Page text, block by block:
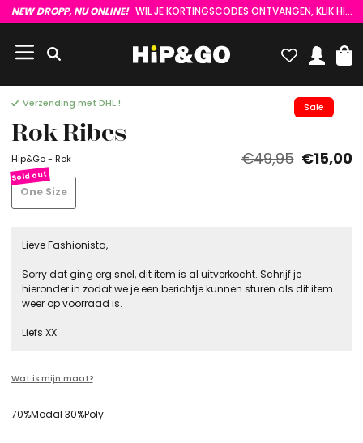
NEW DROPP, NU ONLINE! WIL JE KORTINGSCODES ONTVANGEN, KLIK HIER :)
Sale
Verzending met DHL !
Rok Ribes
Hip&Go - Rok €49,95 €15,00
One Size
Lieve Fashionista,
Sorry dat ging erg snel, dit item is al uitverkocht. Schrijf je
hieronder in zodat we je een berichtje kunnen sturen als dit item
weer op voorraad is.
Liefs XX
Wat is mijn maat?
70%Modal 30%Poly